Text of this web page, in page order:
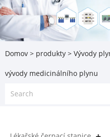
Domov > produkty > Vývody
vývody medicinálního plynu